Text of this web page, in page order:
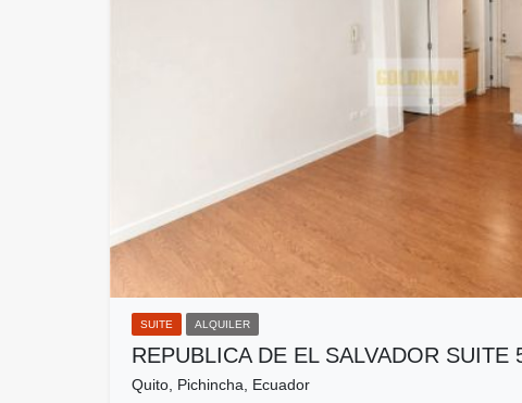
SUITE ALQUILER
REPUBLICA DE EL SALVADOR SUITE
Quito, Pichincha, Ecuador